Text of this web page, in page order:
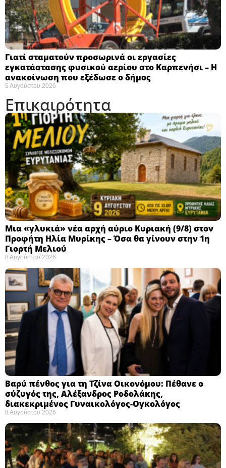
Γιατί σταματούν προσωρινά οι εργασίες
εγκατάστασης φυσικού αερίου στο Καρπενήσι – Η
ανακοίνωση που εξέδωσε ο δήμος
5 Αυγούστου 2026
Επικαιρότητα
Μια «γλυκιά» νέα αρχή αύριο Κυριακή (9/8) στον
Προφήτη Ηλία Μυρίκης – Όσα θα γίνουν στην 1η
Γιορτή Μελιού
8 Αυγούστου 2026
Βαρύ πένθος για τη Τζίνα Οικονόμου: Πέθανε ο
σύζυγός της, Αλέξανδρος Ροδολάκης,
διακεκριμένος Γυναικολόγος-Ογκολόγος
8 Αυγούστου 2026